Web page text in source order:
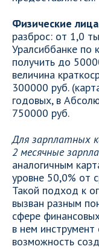
Физические
разброс: от 1,0
Уралсиббанке по
получить до
величина
300000 руб.
годовых, в
750000 руб.
Для зарплатных
2 месячные
аналогичным
уровне 50,0% от
Такой подход к
вызван разным
сфере
в нем
возможность